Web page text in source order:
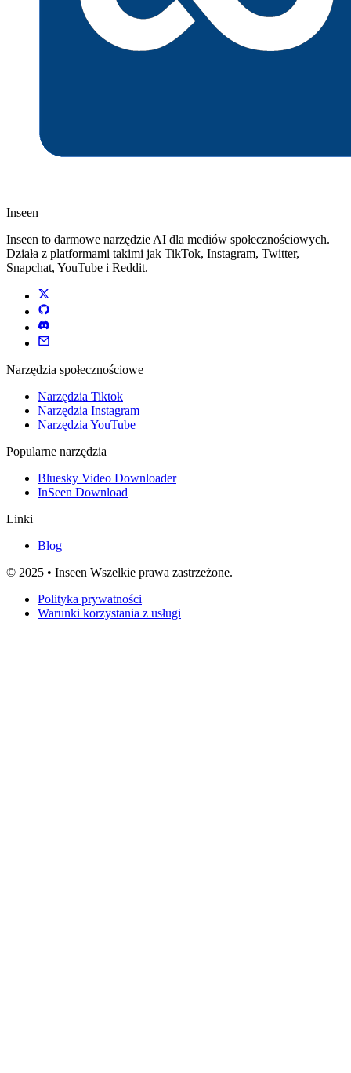
Inseen
Inseen to darmowe narzędzie AI dla mediów społecznościowych.
Działa z platformami takimi jak TikTok, Instagram, Twitter,
Snapchat, YouTube i Reddit.
Narzędzia społecznościowe
Narzędzia Tiktok
Narzędzia Instagram
Narzędzia YouTube
Popularne narzędzia
Bluesky Video Downloader
InSeen Download
Linki
Blog
© 2025 • Inseen Wszelkie prawa zastrzeżone.
Polityka prywatności
Warunki korzystania z usługi